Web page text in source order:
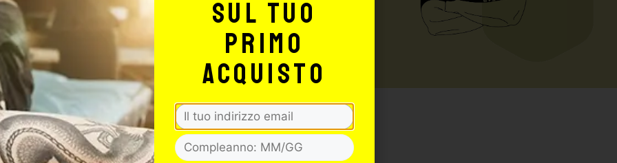
STUDIO
interessarti anche:
sul tuo
primo
acquisto